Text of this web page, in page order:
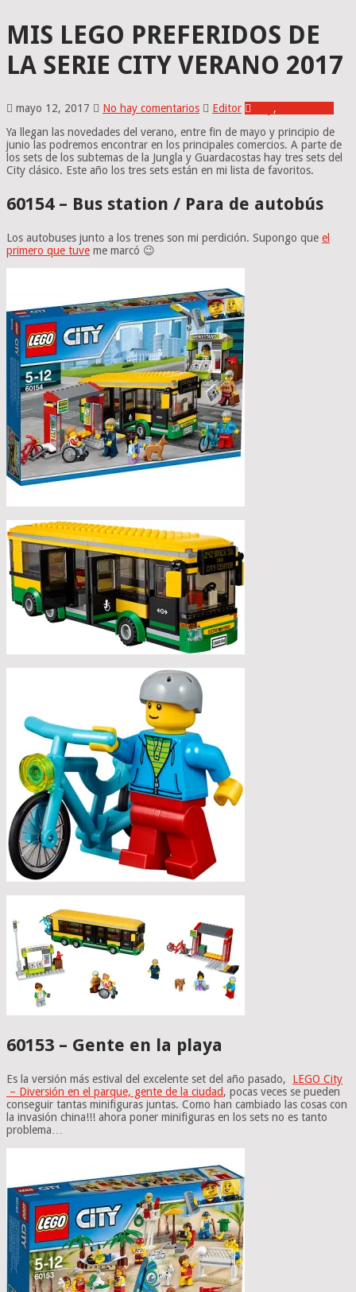
MIS LEGO PREFERIDOS DE
LA SERIE CITY VERANO 2017
mayo 12, 2017 No hay comentarios Editor ,
Ya llegan las novedades del verano, entre fin de mayo y principio de
junio las podremos encontrar en los principales comercios. A parte de
los sets de los subtemas de la Jungla y Guardacostas hay tres sets del
City clásico. Este año los tres sets están en mi lista de favoritos.
60154 – Bus station / Para de autobús
Los autobuses junto a los trenes son mi perdición. Supongo que el
primero que tuve me marcó 😉
60153 – Gente en la playa
Es la versión más estival del excelente set del año pasado, LEGO City
– Diversión en el parque, gente de la ciudad, pocas veces se pueden
conseguir tantas minifiguras juntas. Como han cambiado las cosas con
la invasión china!!! ahora poner minifiguras en los sets no es tanto
problema…